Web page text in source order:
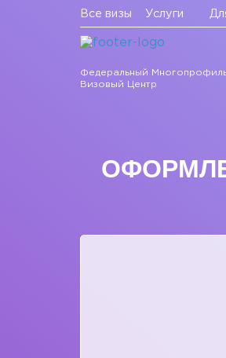
Все визы Услуги
Федеральный
Визовый Центр